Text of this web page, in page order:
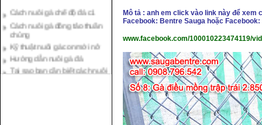
Cách nuôi gà đông tảo thuần
Kỹ thuật nuôi gà con mới nở
Hướng dẫn nuôi gà đá
Tại sao bạn cần biết cách nuôi
gà chọi ?
Mô tả : anh em click vào link này để
Facebook: Bentre Sauga hoặc Facebook:
www.facebook.com/100010223474119/